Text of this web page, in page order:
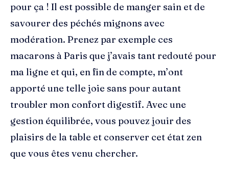
pour ça ! Il est possible de manger sain et de
savourer des péchés mignons avec
modération. Prenez par exemple ces
macarons à Paris que j’avais tant redouté pour
ma ligne et qui, en fin de compte, m’ont
apporté une telle joie sans pour autant
troubler mon confort digestif. Avec une
gestion équilibrée, vous pouvez jouir des
plaisirs de la table et conserver cet état zen
que vous êtes venu chercher.